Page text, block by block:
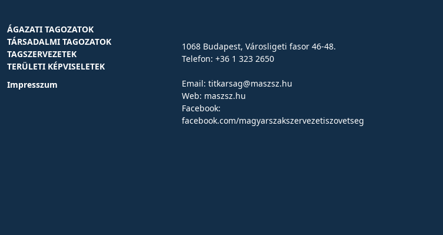
ÁGAZATI TAGOZATOK
TÁRSADALMI TAGOZATOK
TAGSZERVEZETEK
TERÜLETI KÉPVISELETEK
Impresszum
1068 Budapest, Városligeti fasor 46-48.
Telefon: +36 1 323 2650
Email: titkarsag@maszsz.hu
Web: maszsz.hu
Facebook:
facebook.com/magyarszakszervezetiszovetseg